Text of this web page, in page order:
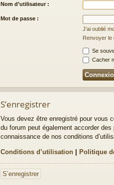
Nom d’utilisateur :
Mot de passe :
J’ai oublié
Renvoyer le
Se
Cacher
S’enregistrer
Vous devez être enregistré pour vous
du forum peut également accorder
connaissance de nos conditions
Conditions d’utilisation | Politique
S’enregistrer